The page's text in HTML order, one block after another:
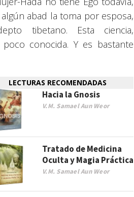
abad la toma por esposa,
tibetano. Esta ciencia,
conocida. Y es bastante
LECTURAS RECOMENDADAS
Hacia la Gnosis
V.M. Samael Aun Weor
Tratado de Medicina
Oculta y Magia Práctica
V.M. Samael Aun Weor